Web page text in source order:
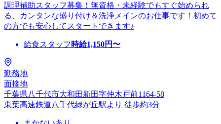
調理補助スタッフ募集！無資格・未経験でもすぐ始められ
る、カンタンな盛り付け＆洗浄メインのお仕事です！初めて
の方でも安心してスタートできます♪
給食スタッフ 時給1,150円〜
勤務地
面接地
千葉県八千代市大和田新田字仲木戸前1164-58
東葉高速鉄道八千代緑が丘駅より 徒歩約3分